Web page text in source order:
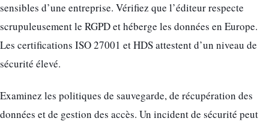
sensibles d’une entreprise. Vérifiez que l’éditeur respecte
scrupuleusement le RGPD et héberge les données en Europe.
Les certifications ISO 27001 et HDS attestent d’un niveau de
sécurité élevé.
Examinez les politiques de sauvegarde, de récupération des
données et de gestion des accès. Un incident de sécurité peut